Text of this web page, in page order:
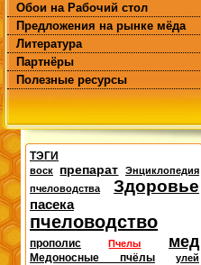
Обои на Рабочий стол
Предложения на рынке мёда
Литература
Партнёры
Полезные ресурсы
ТЭГИ
воск препарат
Энциклопедия
пчеловодства
Здоровье
пасека
пчеловодство
прополис Пчелы мед
Медоносные пчёлы улей